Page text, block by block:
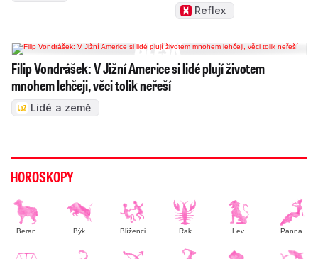
Reflex
Filip Vondrášek: V Jižní Americe si lidé plují životem
mnohem lehčeji, věci tolik neřeší
Lidé a země
HOROSKOPY
Beran Býk Blíženci Rak Lev Panna